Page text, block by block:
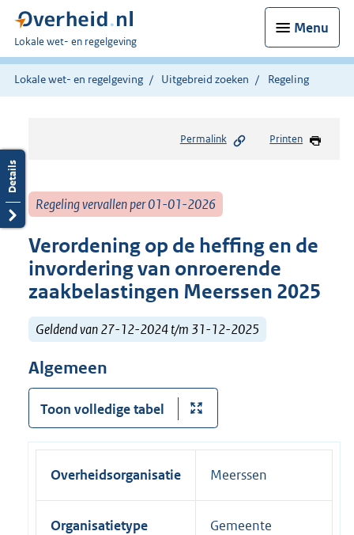
Menu
U
bent
hier:
Lokale wet- en regelgeving
Lokale wet- en regelgeving Uitgebreid zoeken Regeling
Permalink Printen
Regeling vervallen per 01-01-2026
Verordening op de heffing en de
invordering van onroerende
zaakbelastingen Meerssen 2025
Geldend van 27-12-2024 t/m 31-12-2025
Algemeen
Toon volledige tabel
Overheidsorganisatie Meerssen
Organisatietype Gemeente